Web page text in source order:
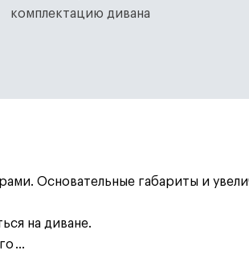
комплектацию дивана
Основательные габариты и
на диване.
...